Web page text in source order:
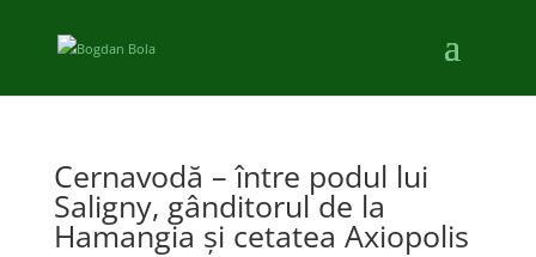
Cernavodă – între podul lui
Saligny, gânditorul de la
Hamangia și cetatea Axiopolis